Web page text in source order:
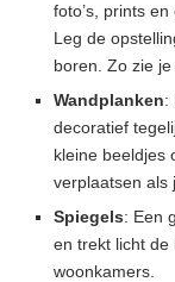
foto’s, prints
Leg de
boren. Zo zie
Wandplanken:
decoratief
kleine beeldjes
verplaatsen als
Spiegels: Een
en trekt licht de
woonkamers.